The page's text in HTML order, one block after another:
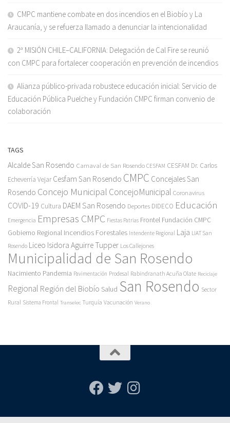
CMPC mantiene combate en dos incendios en el Biobío y La
Araucanía, y se refuerza llamado a denunciar la intencionalidad
2ª MISIÓN CHILE–CALIFORNIA: Delegación de Cal Fire se reunió
con CMPC para fortalecer cooperación en prevención de incendios
Alianza público-privada robustece educación inicial: Servicio de
Educación Pública Puelche y Fundación CMPC firman convenio de
colaboración
TAGS
Alcalde San Rosendo Carnaval de San Rosendo CESFAM CESFAM Dr. Carlos
Echeverría Vejar Cesfam San Rosendo CMPC Concejales San
Rosendo Concejo Municipal ConcejoMunicipal Coronavirus
COVID-19 Cultura DAEM San Rosendo Deportes DIDECO Educación
Emergencia Empresas CMPC Fiestas Patrias Frontel Fundación CMPC
Gobierno Regional Incendios Forestales Intendente Regional Laja LIAT San
Rosendo Liceo Isidora Aguirre Tupper Los Callejones
Municipalidad de San Rosendo
Nacimiento Pandemia Pavimentación Prodesal Rabindranath Acuña Olate Reciclaje
Regional Región del Biobío Salud San Rosendo Sector
Rural Sistema Frontal Transelec Turquía Vacunación Verano